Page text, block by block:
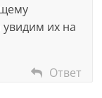
увидим их на
Ответ